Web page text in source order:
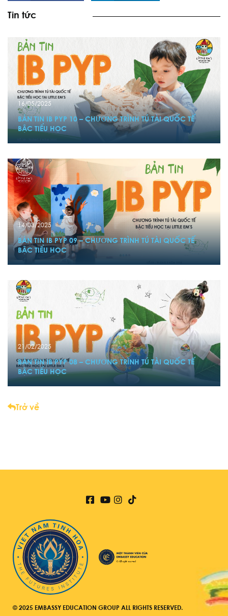
Tin tức
BẢN TIN IB PYP 10 – CHƯƠNG TRÌNH TÚ TÀI QUỐC TẾ
BẬC TIỂU HỌC
16/05/2025
BẢN TIN IB PYP 09 – CHƯƠNG TRÌNH TÚ TÀI QUỐC TẾ
BẬC TIỂU HỌC
14/03/2025
BẢN TIN IB PYP 08 – CHƯƠNG TRÌNH TÚ TÀI QUỐC TẾ
BẬC TIỂU HỌC
21/02/2025
Trở về
© 2025 EMBASSY EDUCATION GROUP ALL RIGHTS RESERVED.